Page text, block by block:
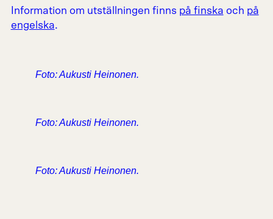
Information om utställningen finns på finska och på
engelska.
Foto: Aukusti Heinonen.
Foto: Aukusti Heinonen.
Foto: Aukusti Heinonen.